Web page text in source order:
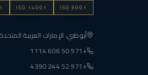
ISO 9001
ISO 14001
أبوظبي، الإمارات العربية المتحدة
+971 50 606 1114
+971 52 244 4390